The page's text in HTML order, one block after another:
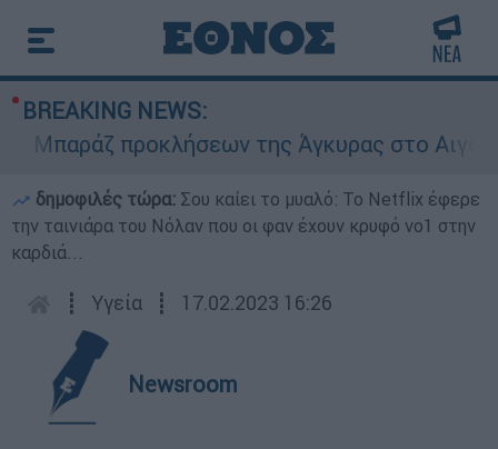
BREAKING NEWS:
προκλήσεων της Άγκυρας στο Αιγαίο:
δημοφιλές τώρα: Σου καίει το μυαλό: Το Netflix έφερε
την ταινιάρα του Νόλαν που οι φαν έχουν κρυφό νο1 στην
καρδιά...
┋ Υγεία ┋ 17.02.2023 16:26
Newsroom